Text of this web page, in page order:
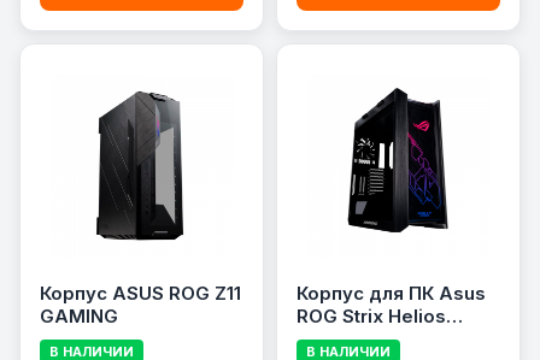
Корпус ASUS ROG Z11
GAMING
В НАЛИЧИИ
Корпус для ПК Asus
ROG Strix Helios
GX601
В НАЛИЧИИ